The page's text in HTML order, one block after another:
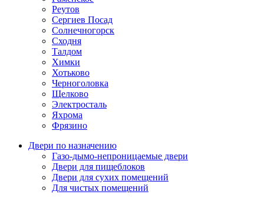
Реутов
Сергиев Посад
Солнечногорск
Сходня
Талдом
Химки
Хотьково
Черноголовка
Щелково
Электросталь
Яхрома
Фрязино
Двери по назначению
Газо-дымо-непроницаемые двери
Двери для пищеблоков
Двери для сухих помещений
Для чистых помещений